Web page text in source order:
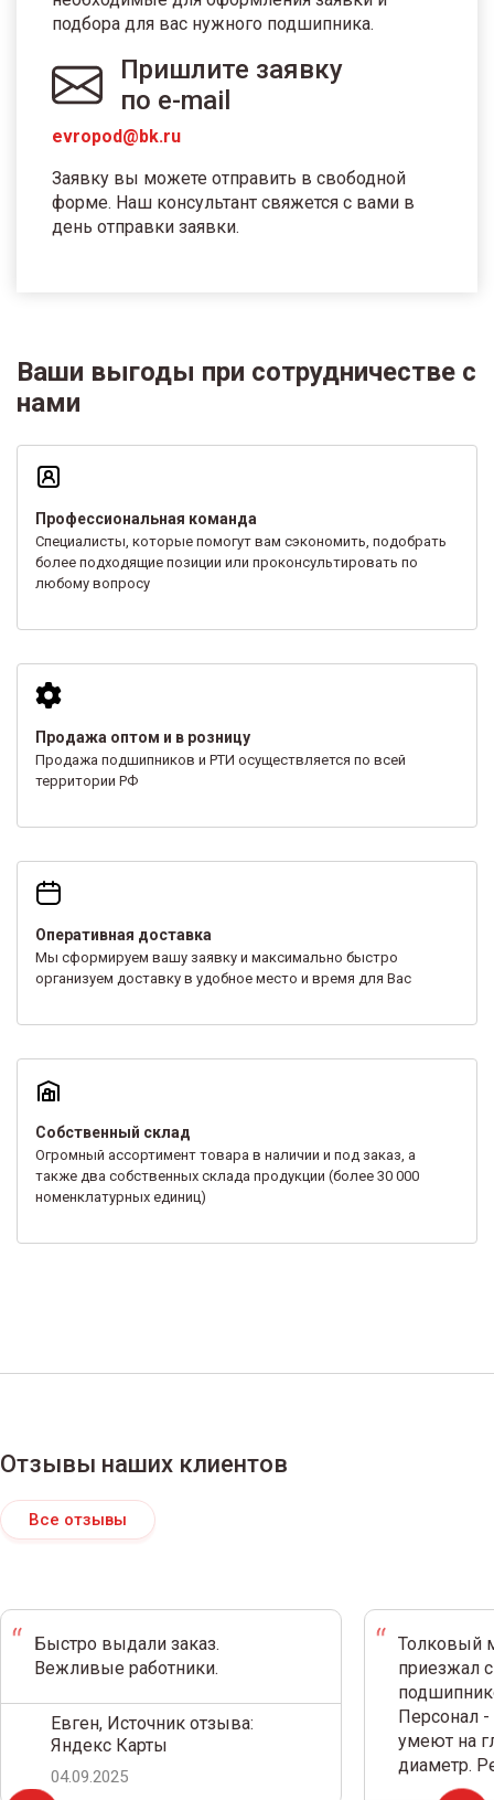
подбора для вас нужного подшипника.
Пришлите заявку
по e-mail
evropod@bk.ru
Заявку вы можете отправить в свободной
форме. Наш консультант свяжется с вами в
день отправки заявки.
Ваши выгоды при сотрудничестве с
нами
Профессиональная команда
Специалисты, которые помогут вам сэкономить, подобрать
более подходящие позиции или проконсультировать по
любому вопросу
Продажа оптом и в розницу
Продажа подшипников и РТИ осуществляется по всей
территории РФ
Оперативная доставка
Мы сформируем вашу заявку и максимально быстро
организуем доставку в удобное место и время для Вас
Собственный склад
Огромный ассортимент товара в наличии и под заказ, а
также два собственных склада продукции (более 30 000
номенклатурных единиц)
Отзывы наших клиентов
Все отзывы
Быстро выдали заказ.
Вежливые работники.
Евген, Источник отзыва:
Яндекс Карты
04.09.2025
Толковый
приезжал
Персонал
умеют на
диаметр.